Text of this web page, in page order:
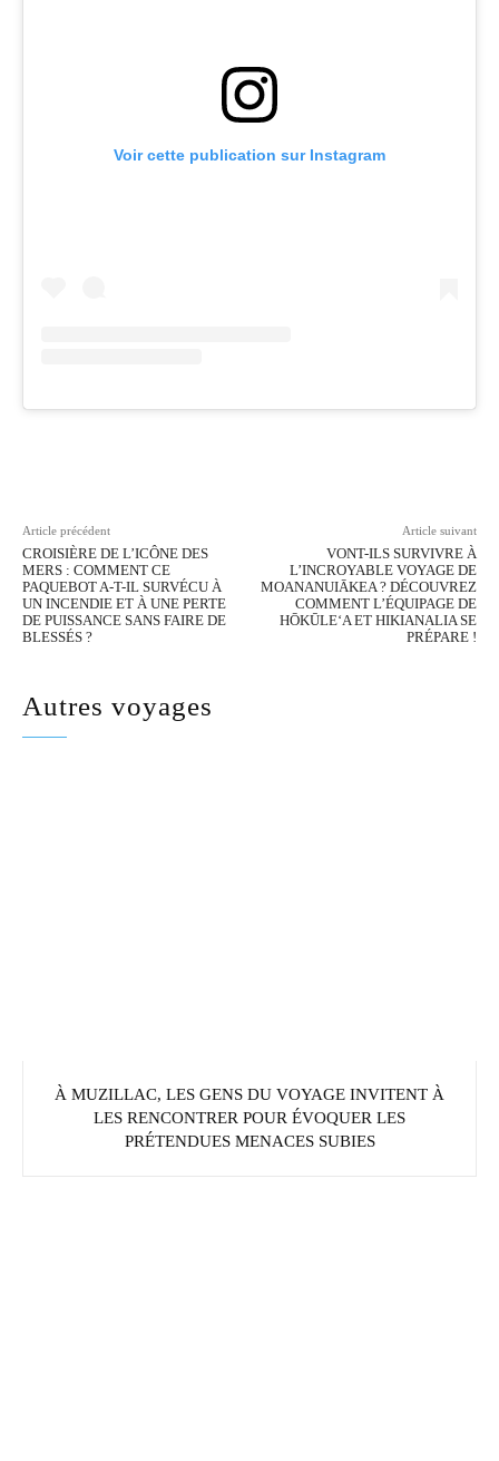
Voir cette publication sur Instagram
Article précédent
CROISIÈRE DE L’ICÔNE DES
MERS : COMMENT CE
PAQUEBOT A-T-IL SURVÉCU À
UN INCENDIE ET À UNE PERTE
DE PUISSANCE SANS FAIRE DE
BLESSÉS ?
Article suivant
VONT-ILS SURVIVRE À
L’INCROYABLE VOYAGE DE
MOANANUIĀKEA ? DÉCOUVREZ
COMMENT L’ÉQUIPAGE DE
HŌKŪLEʻA ET HIKIANALIA SE
PRÉPARE !
Autres voyages
À MUZILLAC, LES GENS DU VOYAGE INVITENT À
LES RENCONTRER POUR ÉVOQUER LES
PRÉTENDUES MENACES SUBIES